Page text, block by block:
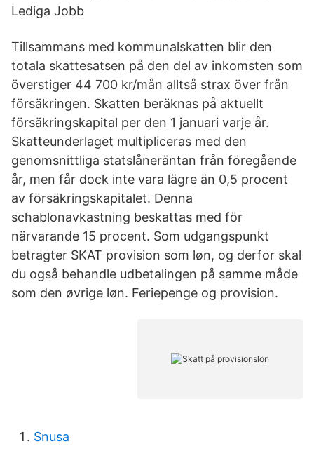
Lediga Jobb
Tillsammans med kommunalskatten blir den
totala skattesatsen på den del av inkomsten som
överstiger 44 700 kr/mån alltså strax över från
försäkringen. Skatten beräknas på aktuellt
försäkringskapital per den 1 januari varje år.
Skatteunderlaget multipliceras med den
genomsnittliga statslåneräntan från föregående
år, men får dock inte vara lägre än 0,5 procent
av försäkringskapitalet. Denna
schablonavkastning beskattas med för
närvarande 15 procent. Som udgangspunkt
betragter SKAT provision som løn, og derfor skal
du også behandle udbetalingen på samme måde
som den øvrige løn. Feriepenge og provision.
Snusa